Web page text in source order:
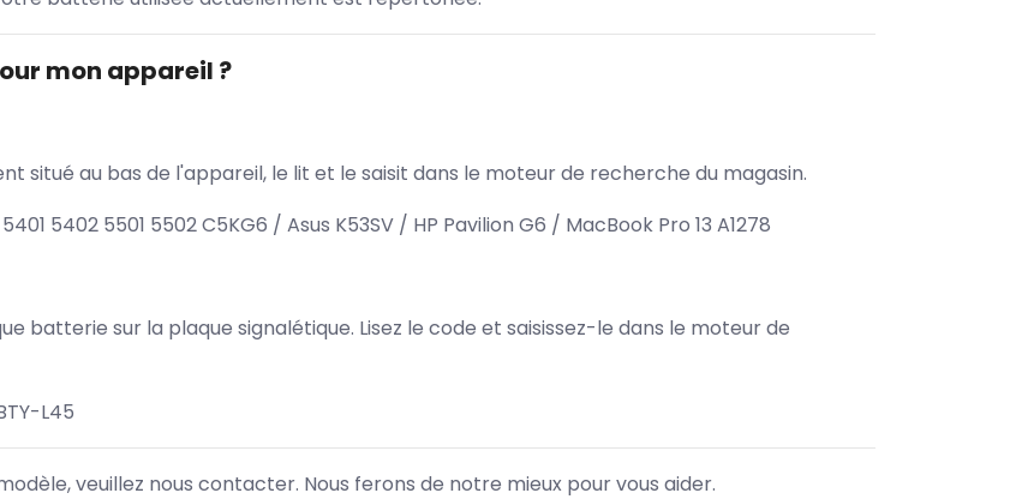
mon appareil ?
situé au bas de l'appareil, le lit et le saisit dans le moteur de recherche du magasin.
5402 5501 5502 C5KG6 / Asus K53SV / HP Pavilion G6 / MacBook Pro 13 A1278
batterie sur la plaque signalétique. Lisez le code et saisissez-le dans le moteur de
L45
veuillez nous contacter. Nous ferons de notre mieux pour vous aider.